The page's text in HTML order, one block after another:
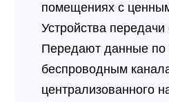
помещениях с
Устройства передачи
Передают данные
беспроводным
централизованного